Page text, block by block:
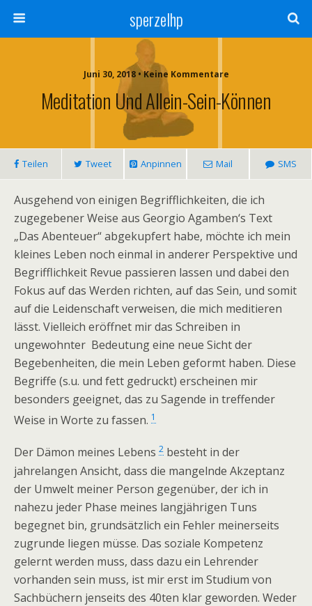
sperzelhp
Juni 30, 2018 • Keine Kommentare
Meditation Und Allein-Sein-Können
Teilen Tweet Anpinnen Mail SMS
Ausgehend von einigen Begrifflichkeiten, die ich
zugegebener Weise aus Georgio Agamben‘s Text
„Das Abenteuer“ abgekupfert habe, möchte ich mein
kleines Leben noch einmal in anderer Perspektive und
Begrifflichkeit Revue passieren lassen und dabei den
Fokus auf das Werden richten, auf das Sein, und somit
auf die Leidenschaft verweisen, die mich meditieren
lässt. Vielleich eröffnet mir das Schreiben in
ungewohnter Bedeutung eine neue Sicht der
Begebenheiten, die mein Leben geformt haben. Diese
Begriffe (s.u. und fett gedruckt) erscheinen mir
besonders geeignet, das zu Sagende in treffender
Weise in Worte zu fassen. 1
Der Dämon meines Lebens 2 besteht in der
jahrelangen Ansicht, dass die mangelnde Akzeptanz
der Umwelt meiner Person gegenüber, der ich in
nahezu jeder Phase meines langjährigen Tuns
begegnet bin, grundsätzlich ein Fehler meinerseits
zugrunde liegen müsse. Das soziale Kompetenz
gelernt werden muss, dass dazu ein Lehrender
vorhanden sein muss, ist mir erst im Studium von
Sachbüchern jenseits des 40ten klar geworden. Weder